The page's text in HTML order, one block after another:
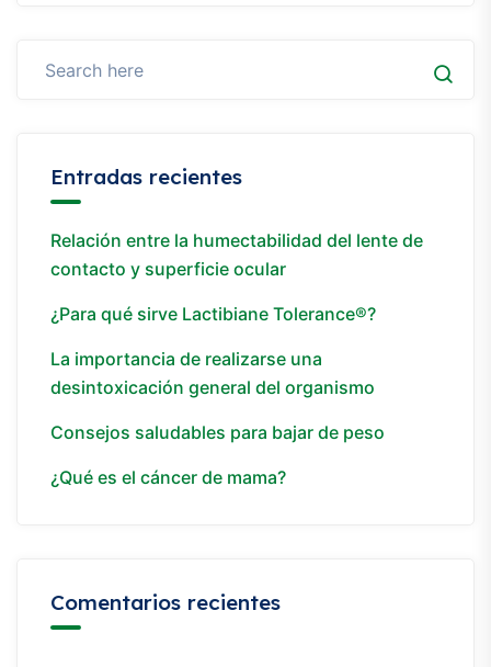
Entradas recientes
Relación entre la humectabilidad del lente de
contacto y superficie ocular
¿Para qué sirve Lactibiane Tolerance®?
La importancia de realizarse una
desintoxicación general del organismo
Consejos saludables para bajar de peso
¿Qué es el cáncer de mama?
Comentarios recientes